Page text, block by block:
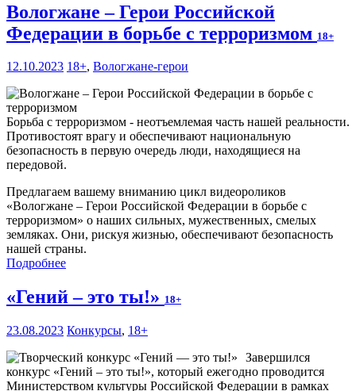
Вологжане – Герои Российской
Федерации в борьбе с терроризмом 18+
12.10.2023 18+, Вологжане-герои
Борьба с терроризмом - неотъемлемая часть нашей реальности.
Противостоят врагу и обеспечивают национальную
безопасность в первую очередь люди, находящиеся на
передовой.
Предлагаем вашему вниманию цикл видеороликов
«Вологжане – Герои Российской Федерации в борьбе с
терроризмом» о наших сильных, мужественных, смелых
земляках. Они, рискуя жизнью, обеспечивают безопасность
нашей страны.
Подробнее
«Гений – это ты!» 18+
23.08.2023 Конкурсы, 18+
Завершился
конкурс «Гений – это ты!», который ежегодно проводится
Министерством культуры Российской Федерации в рамках